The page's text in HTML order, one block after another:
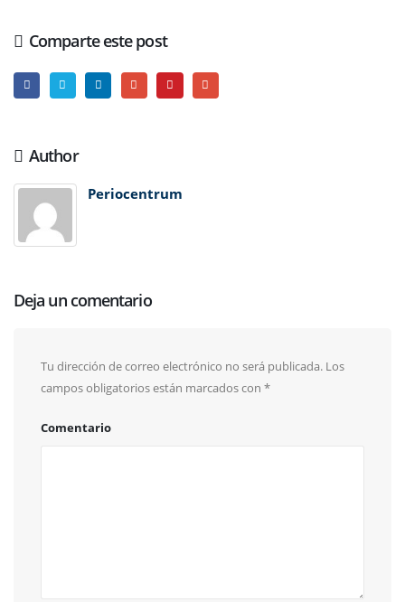
Comparte este post
Author
Periocentrum
Deja un comentario
Tu dirección de correo electrónico no será publicada. Los
campos obligatorios están marcados con *
Comentario